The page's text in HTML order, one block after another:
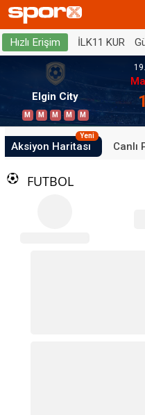
Hızlı Erişim İLK11 KUR
Elgin City
M M M M M
Aksiyon Haritası
Yeni
Canlı
FUTBOL